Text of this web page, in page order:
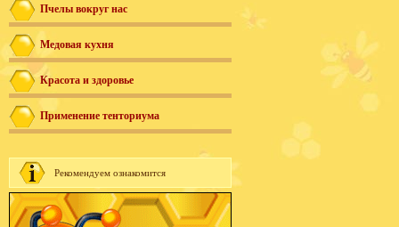
Пчелы вокруг нас
Медовая кухня
Красота и здоровье
Применение тенториума
Рекомендуем ознакомится